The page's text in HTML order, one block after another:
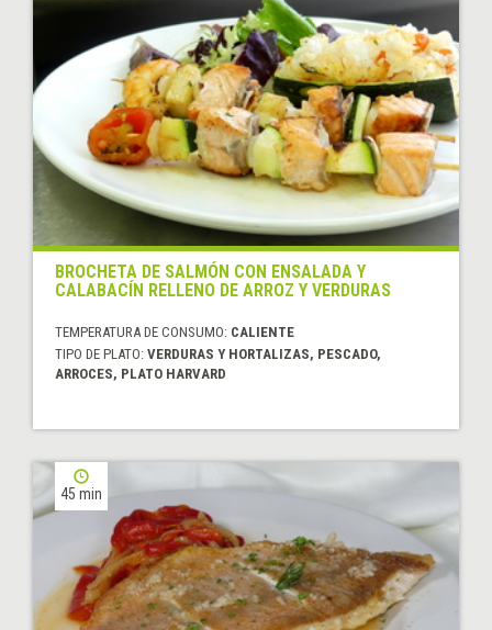
BROCHETA DE SALMÓN CON ENSALADA Y
CALABACÍN RELLENO DE ARROZ Y VERDURAS
TEMPERATURA DE CONSUMO: CALIENTE
TIPO DE PLATO: VERDURAS Y HORTALIZAS, PESCADO,
ARROCES, PLATO HARVARD
45 min